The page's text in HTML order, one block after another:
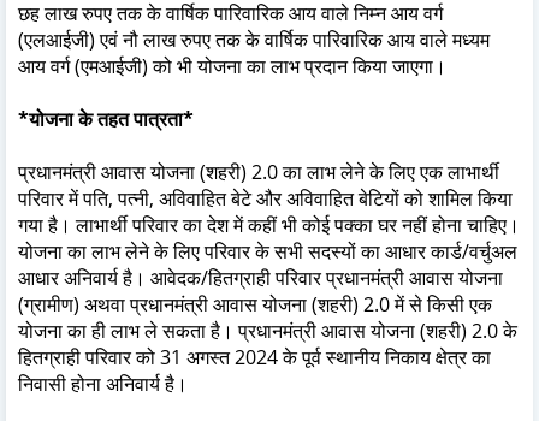
छह लाख रुपए तक के वार्षिक पारिवारिक आय वाले निम्न आय वर्ग
(एलआईजी) एवं नौ लाख रुपए तक के वार्षिक पारिवारिक आय वाले मध्यम
आय वर्ग (एमआईजी) को भी योजना का लाभ प्रदान किया जाएगा।
*योजना के तहत पात्रता*
प्रधानमंत्री आवास योजना (शहरी) 2.0 का लाभ लेने के लिए एक लाभार्थी
परिवार में पति, पत्नी, अविवाहित बेटे और अविवाहित बेटियों को शामिल किया
गया है। लाभार्थी परिवार का देश में कहीं भी कोई पक्का घर नहीं होना चाहिए।
योजना का लाभ लेने के लिए परिवार के सभी सदस्यों का आधार कार्ड/वर्चुअल
आधार अनिवार्य है। आवेदक/हितग्राही परिवार प्रधानमंत्री आवास योजना
(ग्रामीण) अथवा प्रधानमंत्री आवास योजना (शहरी) 2.0 में से किसी एक
योजना का ही लाभ ले सकता है। प्रधानमंत्री आवास योजना (शहरी) 2.0 के
हितग्राही परिवार को 31 अगस्त 2024 के पूर्व स्थानीय निकाय क्षेत्र का
निवासी होना अनिवार्य है।